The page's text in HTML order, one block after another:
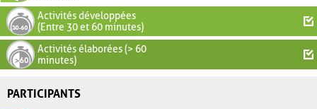
Activités développées
(Entre 30 et 60 minutes)
Activités élaborées (> 60
minutes)
PARTICIPANTS